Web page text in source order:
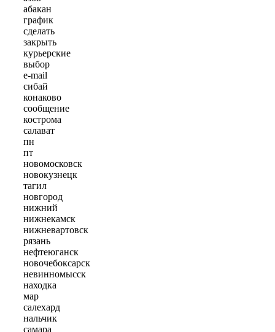
абакан
график
сделать
закрыть
курьерские
выбор
e-mail
сибай
конаково
сообщение
кострома
салават
пн
пт
новомосковск
новокузнецк
тагил
новгород
нижний
нижнекамск
нижневартовск
рязань
нефтеюганск
новочебоксарск
невинномысск
находка
мар
салехард
нальчик
самара